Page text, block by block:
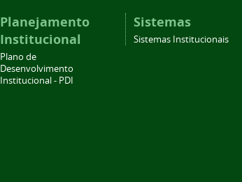
Planejamento
Institucional
Plano de
Desenvolvimento
Institucional - PDI
Sistemas
Sistemas Institucionais